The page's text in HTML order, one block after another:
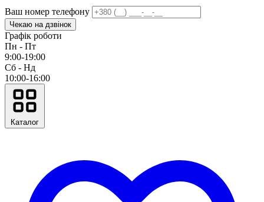
Ваш номер телефону
Чекаю на дзвінок
Графік роботи
Пн - Пт
9:00-19:00
Сб - Нд
10:00-16:00
Каталог